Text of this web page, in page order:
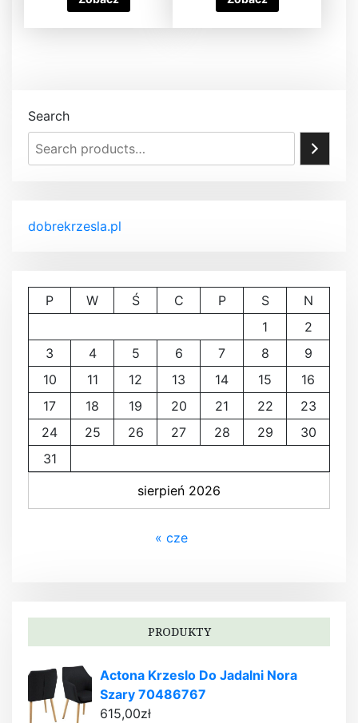
Search
dobrekrzesla.pl
sierpień 2026
P W Ś C P S
N
1
2
3
4 5 6 7 8
9
10
11 12 13 14 15
16
17
18 19 20 21 22
23
24
25 26 27 28 29
30
31
« cze
PRODUKTY
Actona Krzeslo Do Jadalni Nora
Szary 70486767
615,00zł